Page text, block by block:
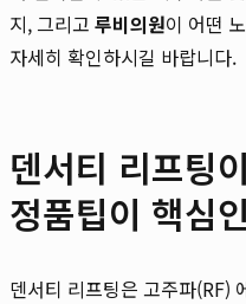
지, 그리고 루비의원이 어떤
자세히 확인하시길 바랍니다.
덴서티 리프팅
정품팁이 핵심
덴서티 리프팅은 고주파(RF)